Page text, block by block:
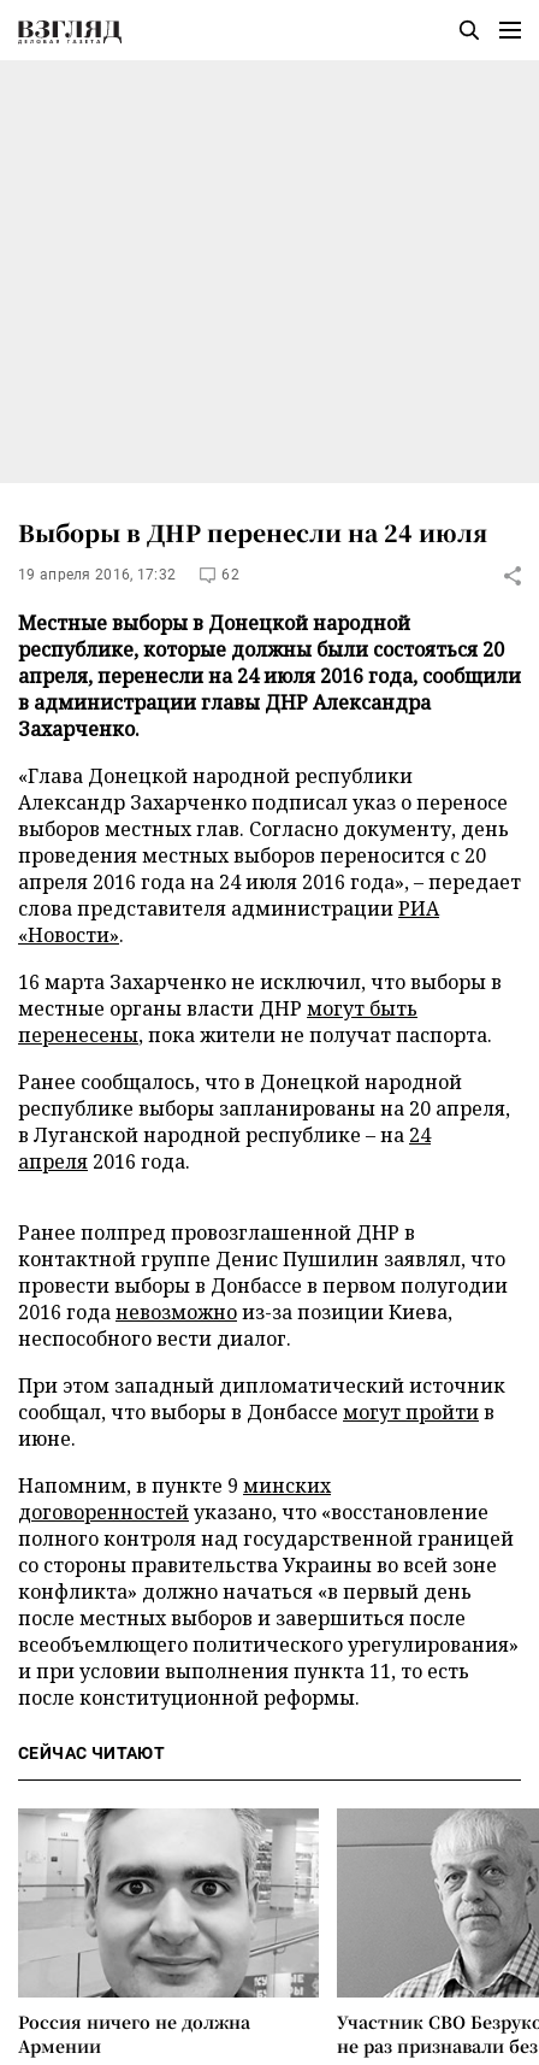
Выборы в ДНР перенесли на 24 июля
19 апреля 2016, 17:32 62
Местные выборы в Донецкой народной
республике, которые должны были состояться 20
апреля, перенесли на 24 июля 2016 года, сообщили
в администрации главы ДНР Александра
Захарченко.
«Глава Донецкой народной республики
Александр Захарченко подписал указ о переносе
выборов местных глав. Согласно документу, день
проведения местных выборов переносится с 20
апреля 2016 года на 24 июля 2016 года», – передает
слова представителя администрацииРИА
«Новости».
16 марта Захарченко не исключил, что выборы в
местные органы власти ДНР могут быть
перенесены, пока жители не получат паспорта.
Ранее сообщалось, что в Донецкой народной
республике выборы запланированы на 20 апреля,
в Луганской народной республике – на 24
апреля 2016 года.
Ранее полпред провозглашенной ДНР в
контактной группе Денис Пушилин заявлял, что
провести выборы в Донбассе в первом полугодии
2016 годаневозможноиз-за позиции Киева,
неспособного вести диалог.
При этом западный дипломатический источник
сообщал, что выборы в Донбассе могут пройтив
июне.
Напомним, в пункте 9 минских
договоренностейуказано, что «восстановление
полного контроля над государственной границей
со стороны правительства Украины во всей зоне
конфликта» должно начаться «в первый день
после местных выборов и завершиться после
всеобъемлющего политического урегулирования»
и при условии выполнения пункта 11, то есть
после конституционной реформы.
СЕЙЧАС ЧИТАЮТ
Россия ничего не должна
Армении
Участник СВО
не раз признавали